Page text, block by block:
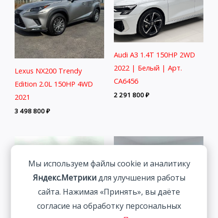
Lexus NX200 Trendy
Edition 2.0L 150HP 4WD
2021
3 498 800₽
Audi A3 1.4T 150HP 2WD
2022 | Белый | Арт.
CA6456
2 291 800₽
Мы используем файлы cookie и аналитику
Яндекс.Метрикидля улучшения работы
сайта. Нажимая «Принять», вы даёте
согласие на обработку персональных